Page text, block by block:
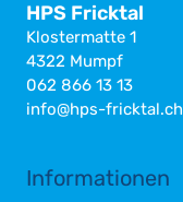
HPS Fricktal
Klostermatte 1
4322 Mumpf
062 866 13 13
info@hps-fricktal.ch
Informationen